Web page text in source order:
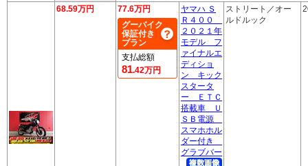
68.59万円
77.6万円
グーバイク
保証付き
プラン
支払総額
81.42万円
ヤマハ Ｓ
Ｒ４００
２０２１年
モデル フ
ァイナルエ
ディショ
ン キック
スタータ
ー ＥＴＣ
搭載車 Ｕ
ＳＢ電源
スマホホル
ダー付き
グラブバー
ストリート／オー
ルドルック